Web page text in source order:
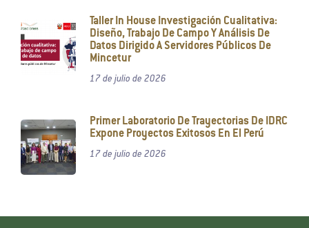
Taller In House Investigación Cualitativa:
Diseño, Trabajo De Campo Y Análisis De
Datos Dirigido A Servidores Públicos De
Mincetur
17 de julio de 2026
Primer Laboratorio De Trayectorias De IDRC
Expone Proyectos Exitosos En El Perú
17 de julio de 2026